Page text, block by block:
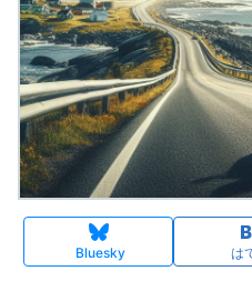
Bluesky は